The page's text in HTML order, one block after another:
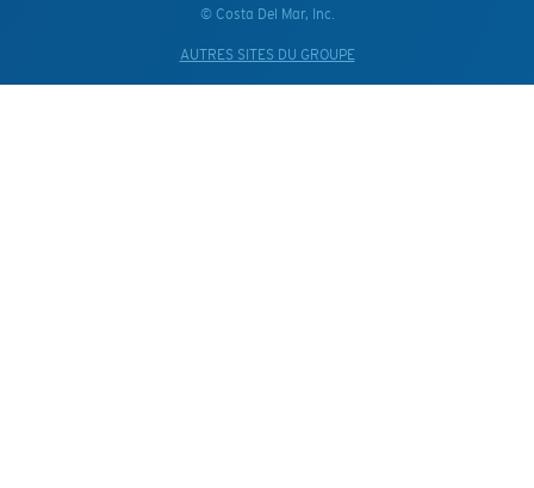
© Costa Del Mar, Inc.
AUTRES SITES DU GROUPE